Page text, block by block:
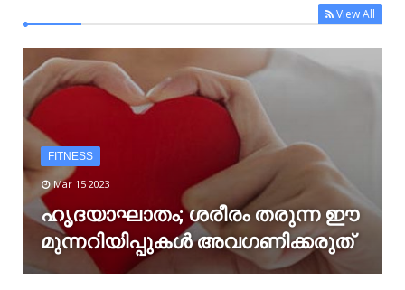
View All
FITNESS
Mar 15 2023
ഹൃദയാഘാതം; ശരീരം തരുന്ന ഈ
മുന്നറിയിപ്പുകൾ അവഗണിക്കരുത്